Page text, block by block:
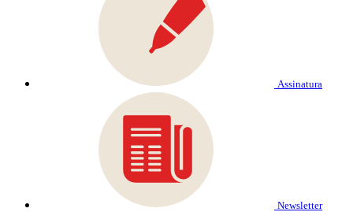
Assinatura
Newsletter